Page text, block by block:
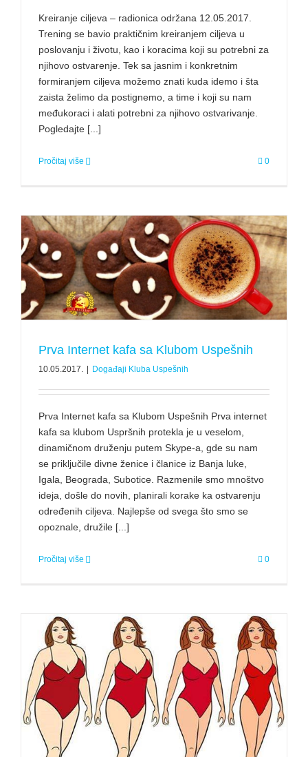
Kreiranje ciljeva – radionica održana 12.05.2017.
Trening se bavio praktičnim kreiranjem ciljeva u
poslovanju i životu, kao i koracima koji su potrebni za
njihovo ostvarenje. Tek sa jasnim i konkretnim
formiranjem ciljeva možemo znati kuda idemo i šta
zaista želimo da postignemo, a time i koji su nam
međukoraci i alati potrebni za njihovo ostvarivanje.
Pogledajte [...]
Pročitaj više 0
Prva Internet kafa sa Klubom Uspešnih
10.05.2017. | Događaji Kluba Uspešnih
Prva Internet kafa sa Klubom Uspešnih Prva internet
kafa sa klubom Uspršnih protekla je u veselom,
dinamičnom druženju putem Skype-a, gde su nam
se priključile divne ženice i članice iz Banja luke,
Igala, Beograda, Subotice. Razmenile smo mnoštvo
ideja, došle do novih, planirali korake ka ostvarenju
određenih ciljeva. Najlepše od svega što smo se
opoznale, družile [...]
Pročitaj više 0